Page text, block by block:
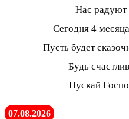
Нас радуют
Сегодня 4
Пусть будет
Будь
Пускай
07.08.2026